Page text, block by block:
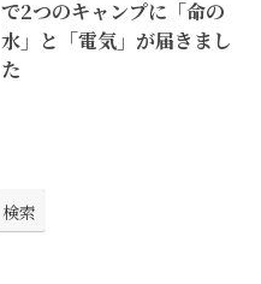
で2つのキャンプに「命の
水」と「電気」が届きまし
た
検索